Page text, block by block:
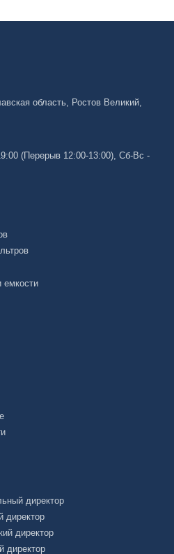
область, Ростов Великий,
(Перерыв 12:00-13:00), Сб-Вс -
емкости
директор
директор
директор
директор